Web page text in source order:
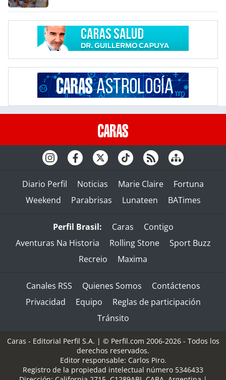
Diario Perfil Noticias Marie Claire
Fortuna
Weekend
Parabrisas Lunateen BATimes
Perfil Brasil: Caras
Contigo
Aventuras Na Historia
Rolling Stone
Sport Buzz
Recreio
Maxima
Canales RSS Quienes Somos
Contáctenos
Privacidad
Equipo
Reglas de participación
Tránsito
Caras - Editorial Perfil S.A. | © Perfil.com 2006-2026 - Todos los
derechos reservados.
Editor responsable: Carlos Piro.
Registro de la propiedad intelectual número 5346433